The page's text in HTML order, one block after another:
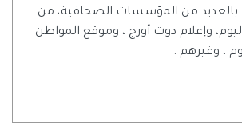
بالعديد من المؤسسات الصحافية، من
وإعلام دوت أورج ، وموقع المواطن
، وغيرهم .